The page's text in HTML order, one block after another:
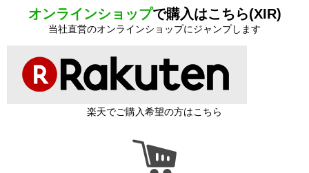
オンラインショップで購入はこちら(XIR)
当社直営のオンラインショップにジャンプします
楽天でご購入希望の方はこちら